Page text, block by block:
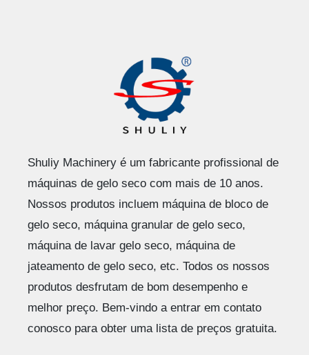
Shuliy Machinery é um fabricante profissional de
máquinas de gelo seco com mais de 10 anos.
Nossos produtos incluem máquina de bloco de
gelo seco, máquina granular de gelo seco,
máquina de lavar gelo seco, máquina de
jateamento de gelo seco, etc. Todos os nossos
produtos desfrutam de bom desempenho e
melhor preço. Bem-vindo a entrar em contato
conosco para obter uma lista de preços gratuita.